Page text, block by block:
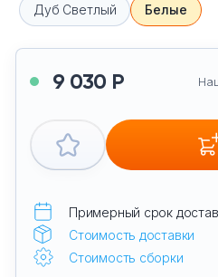
9 030 Р
Примерный срок
Стоимость доставки
Стоимость сборки
Дуб Светлый Белые
Кашпо